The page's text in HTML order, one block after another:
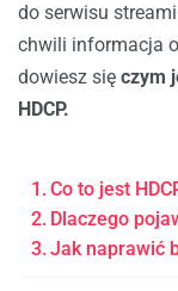
do serwisu
chwili informacja o
dowiesz się czym
HDCP.
Co to jest
Dlaczego
Jak naprawić